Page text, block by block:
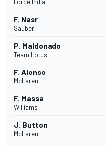
Force India
F. Nasr
Sauber
P. Maldonado
Team Lotus
F. Alonso
McLaren
F. Massa
Williams
J. Button
McLaren